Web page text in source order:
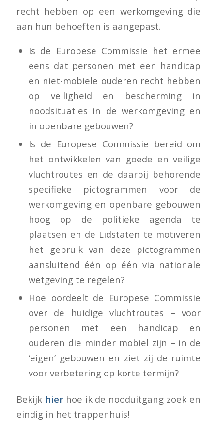
recht hebben op een werkomgeving die
aan hun behoeften is aangepast.
Is de Europese Commissie het ermee
eens dat personen met een handicap
en niet-mobiele ouderen recht hebben
op veiligheid en bescherming in
noodsituaties in de werkomgeving en
in openbare gebouwen?
Is de Europese Commissie bereid om
het ontwikkelen van goede en veilige
vluchtroutes en de daarbij behorende
specifieke pictogrammen voor de
werkomgeving en openbare gebouwen
hoog op de politieke agenda te
plaatsen en de Lidstaten te motiveren
het gebruik van deze pictogrammen
aansluitend één op één via nationale
wetgeving te regelen?
Hoe oordeelt de Europese Commissie
over de huidige vluchtroutes – voor
personen met een handicap en
ouderen die minder mobiel zijn – in de
‘eigen’ gebouwen en ziet zij de ruimte
voor verbetering op korte termijn?
Bekijk hierhoe ik de nooduitgang zoek en
eindig in het trappenhuis!